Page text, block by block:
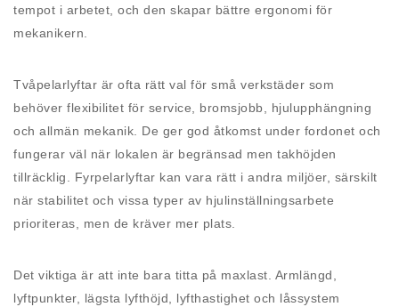
tempot i arbetet, och den skapar bättre ergonomi för
mekanikern.
Tvåpelarlyftar är ofta rätt val för små verkstäder som
behöver flexibilitet för service, bromsjobb, hjulupphängning
och allmän mekanik. De ger god åtkomst under fordonet och
fungerar väl när lokalen är begränsad men takhöjden
tillräcklig. Fyrpelarlyftar kan vara rätt i andra miljöer, särskilt
när stabilitet och vissa typer av hjulinställningsarbete
prioriteras, men de kräver mer plats.
Det viktiga är att inte bara titta på maxlast. Armlängd,
lyftpunkter, lägsta lyfthöjd, lyfthastighet och låssystem